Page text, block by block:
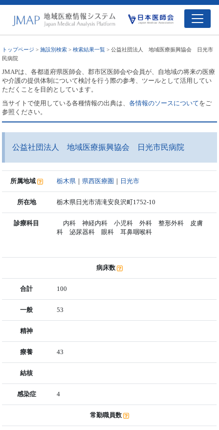
トップページ >施設別検索 >検索結果一覧 > 公益社団法人 地域医療振興協会 日光市
民病院
JMAPは、各都道府県医師会、郡市区医師会や会員が、自地域の将来の医療
や介護の提供体制について検討を行う際の参考、ツールとして活用してい
ただくことを目的としています。
当サイトで使用している各種情報の出典は、各情報のソースについてをご
参照ください。
公益社団法人 地域医療振興協会 日光市民病院
所属地域 栃木県 ｜ 県西医療圏 ｜ 日光市
所在地 栃木県日光市清滝安良沢町1752-10
診療科目
内科 神経内科 小児科 外科 整形外科 皮膚
科 泌尿器科 眼科 耳鼻咽喉科
病床数
合計 100
一般 53
精神
療養 43
結核
感染症 4
常勤職員数